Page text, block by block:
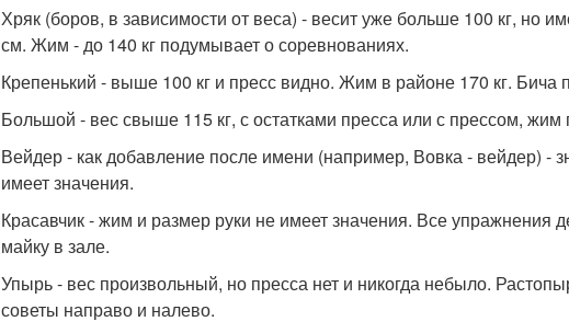
Хряк (боров, в зависимости от веса) - весит уже больше 100 кг, но
см. Жим - до 140 кг подумывает о соревнованиях.
Крепенький - выше 100 кг и пресс видно. Жим в районе 170 кг. Бича
Большой - вес свыше 115 кг, с остатками пресса или с прессом, жим
Вейдер - как добавление после имени (например, Вовка - вейдер) -
имеет значения.
Красавчик - жим и размер руки не имеет значения. Все упражнения
майку в зале.
Упырь - вес произвольный, но пресса нет и никогда небыло.
советы направо и налево.